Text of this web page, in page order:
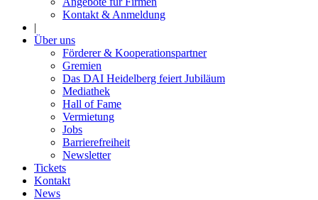
Kontakt & Anmeldung
|
Über uns
Förderer & Kooperationspartner
Gremien
Das DAI Heidelberg feiert Jubiläum
Mediathek
Hall of Fame
Vermietung
Jobs
Barrierefreiheit
Newsletter
Tickets
Kontakt
News